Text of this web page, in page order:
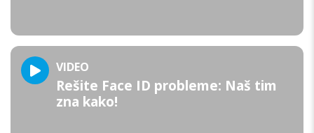
VIDEO
Rešite Face ID probleme: Naš tim
zna kako!